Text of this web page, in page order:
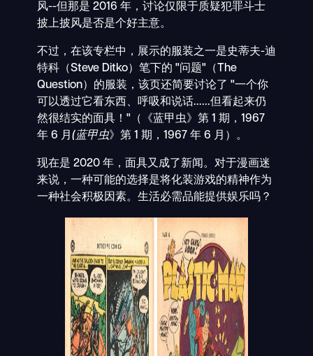
风--但那是 2016 年，讨论仅限于质疑犯罪斗士
披上披风是否是个好主意。
不过，在该专栏中，展示的服装之一是史蒂夫-迪
特科（Steve Ditko）笔下的 "问题"（The
Question）的服装，该页还简要讨论了 "一个你
可以透过它看东西、呼吸和说话......但看起来仍
然很结实的面具！"（《蓝甲虫》第 1 期，1967
年 6 月 (蓝甲虫》第 1 期，1967 年 6 月）。
现在是 2020 年，面具又成了新闻。对于漫画迷
来说，一种可能的选择是将化装游戏的精神作为
一种社会积极因素。生活必需品能提供娱乐吗？